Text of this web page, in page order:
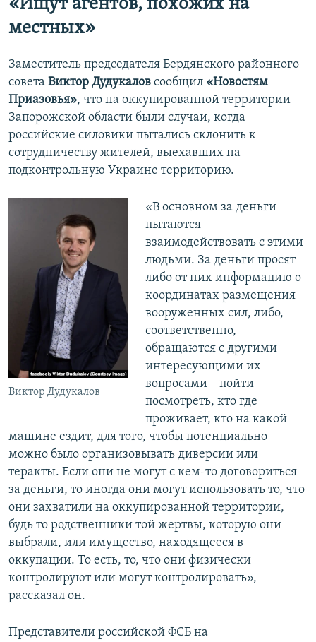
«Ищут агентов, похожих на
местных»
Заместитель председателя Бердянского районного
совета Виктор Дудукалов сообщил «Новостям
Приазовья», что на оккупированной территории
Запорожской области были случаи, когда
российские силовики пытались склонить к
сотрудничеству жителей, выехавших на
подконтрольную Украине территорию.
Виктор Дудукалов
«В основном за деньги
пытаются
взаимодействовать с этими
людьми. За деньги просят
либо от них информацию о
координатах размещения
вооруженных сил, либо,
соответственно,
обращаются с другими
интересующими их
вопросами – пойти
посмотреть, кто где
проживает, кто на какой
машине ездит, для того, чтобы потенциально
можно было организовывать диверсии или
теракты. Если они не могут с кем-то договориться
за деньги, то иногда они могут использовать то, что
они захватили на оккупированной территории,
будь то родственники той жертвы, которую они
выбрали, или имущество, находящееся в
оккупации. То есть, то, что они физически
контролируют или могут контролировать», –
рассказал он.
Представители российской ФСБ на